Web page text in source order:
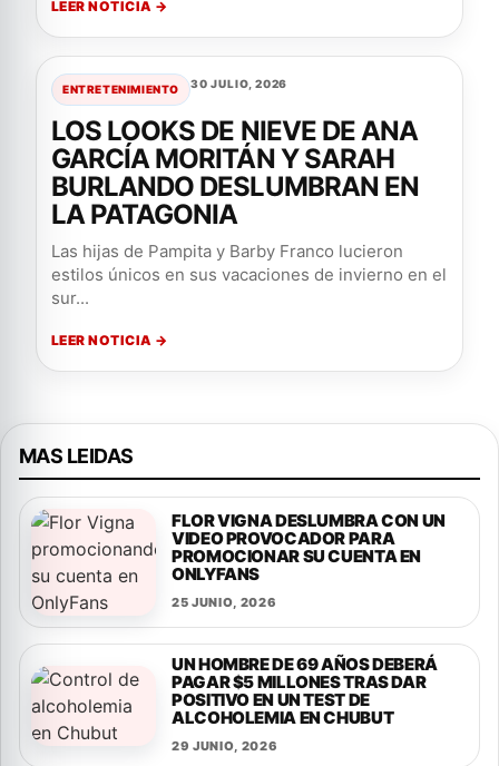
LEER NOTICIA →
ENTRETENIMIENTO 30 JULIO, 2026
LOS LOOKS DE NIEVE DE ANA
GARCÍA MORITÁN Y SARAH
BURLANDO DESLUMBRAN EN
LA PATAGONIA
Las hijas de Pampita y Barby Franco lucieron
estilos únicos en sus vacaciones de invierno en el
sur...
LEER NOTICIA →
MAS LEIDAS
FLOR VIGNA DESLUMBRA CON UN
VIDEO PROVOCADOR PARA
PROMOCIONAR SU CUENTA EN
ONLYFANS
25 JUNIO, 2026
UN HOMBRE DE 69 AÑOS DEBERÁ
PAGAR $5 MILLONES TRAS DAR
POSITIVO EN UN TEST DE
ALCOHOLEMIA EN CHUBUT
29 JUNIO, 2026